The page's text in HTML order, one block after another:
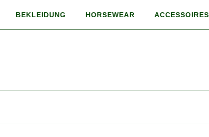
BEKLEIDUNG HORSEWEAR ACCESSOIRES